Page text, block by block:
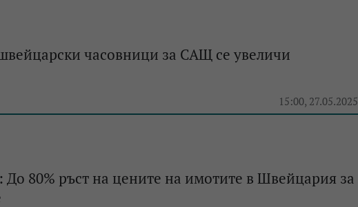
часовници за САЩ се увеличи
15:00, 27.05.2025
До 80% ръст на цените на имотите в Швейцария за